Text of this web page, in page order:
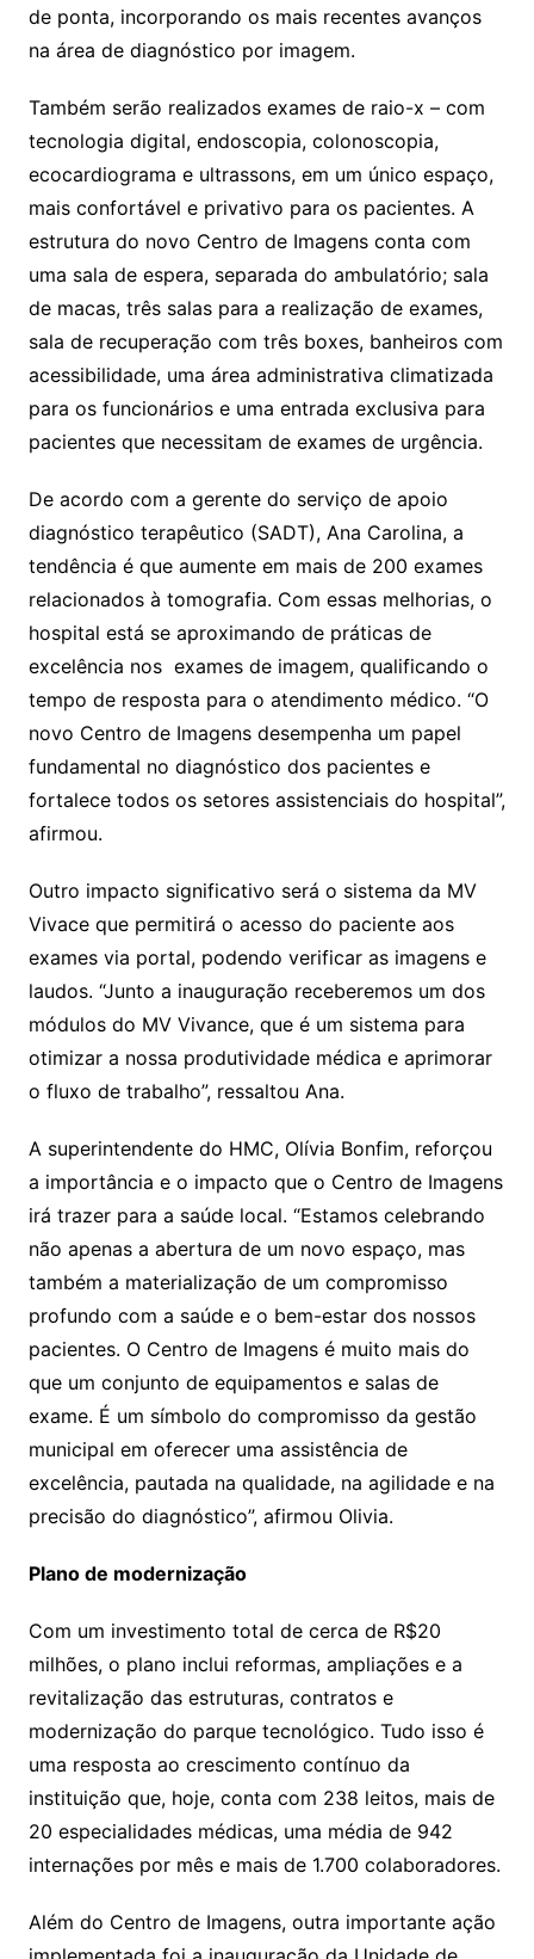
de ponta, incorporando os mais recentes avanços
na área de diagnóstico por imagem.
Também serão realizados exames de raio-x – com
tecnologia digital, endoscopia, colonoscopia,
ecocardiograma e ultrassons, em um único espaço,
mais confortável e privativo para os pacientes. A
estrutura do novo Centro de Imagens conta com
uma sala de espera, separada do ambulatório; sala
de macas, três salas para a realização de exames,
sala de recuperação com três boxes, banheiros com
acessibilidade, uma área administrativa climatizada
para os funcionários e uma entrada exclusiva para
pacientes que necessitam de exames de urgência.
De acordo com a gerente do serviço de apoio
diagnóstico terapêutico (SADT), Ana Carolina, a
tendência é que aumente em mais de 200 exames
relacionados à tomografia. Com essas melhorias, o
hospital está se aproximando de práticas de
excelência nos exames de imagem, qualificando o
tempo de resposta para o atendimento médico. “O
novo Centro de Imagens desempenha um papel
fundamental no diagnóstico dos pacientes e
fortalece todos os setores assistenciais do hospital”,
afirmou.
Outro impacto significativo será o sistema da MV
Vivace que permitirá o acesso do paciente aos
exames via portal, podendo verificar as imagens e
laudos. “Junto a inauguração receberemos um dos
módulos do MV Vivance, que é um sistema para
otimizar a nossa produtividade médica e aprimorar
o fluxo de trabalho”, ressaltou Ana.
A superintendente do HMC, Olívia Bonfim, reforçou
a importância e o impacto que o Centro de Imagens
irá trazer para a saúde local. “Estamos celebrando
não apenas a abertura de um novo espaço, mas
também a materialização de um compromisso
profundo com a saúde e o bem-estar dos nossos
pacientes. O Centro de Imagens é muito mais do
que um conjunto de equipamentos e salas de
exame. É um símbolo do compromisso da gestão
municipal em oferecer uma assistência de
excelência, pautada na qualidade, na agilidade e na
precisão do diagnóstico”, afirmou Olivia.
Plano de modernização
Com um investimento total de cerca de R$20
milhões, o plano inclui reformas, ampliações e a
revitalização das estruturas, contratos e
modernização do parque tecnológico. Tudo isso é
uma resposta ao crescimento contínuo da
instituição que, hoje, conta com 238 leitos, mais de
20 especialidades médicas, uma média de 942
internações por mês e mais de 1.700 colaboradores.
Além do Centro de Imagens, outra importante ação